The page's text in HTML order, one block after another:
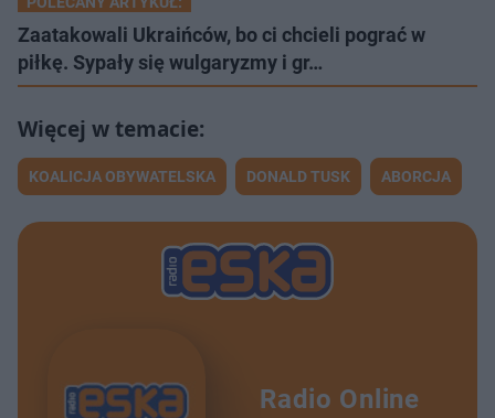
Zaatakowali Ukraińców, bo ci chcieli pograć w
piłkę. Sypały się wulgaryzmy i gr…
KOALICJA OBYWATELSKA DONALD TUSK ABORCJA
Radio Online